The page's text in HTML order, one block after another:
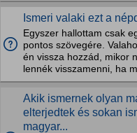
Ismeri valaki ezt a
Egyszer hallottam csak
pontos szövegére.
én vissza hozzád, mikor
lennék visszamenni, ha
Akik ismernek olyan
elterjedtek és sokan
magyar...